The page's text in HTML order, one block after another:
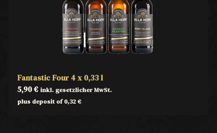
Fantastic Four 4 x 0,33 l
5,90€ inkl. gesetzlicher MwSt.
plus deposit of0,32€